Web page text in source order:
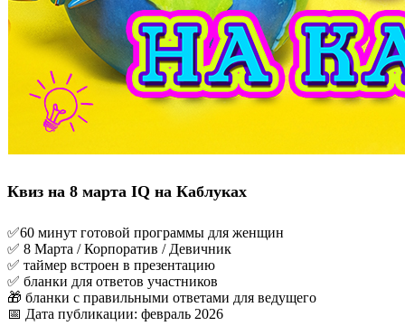
Квиз на 8 марта IQ на Каблуках
✅60 минут готовой программы для женщин
✅ 8 Марта / Корпоратив / Девичник
✅ таймер встроен в презентацию
✅ бланки для ответов участников
🎁 бланки с правильными ответами для ведущего
📅 Дата публикации: февраль 2026